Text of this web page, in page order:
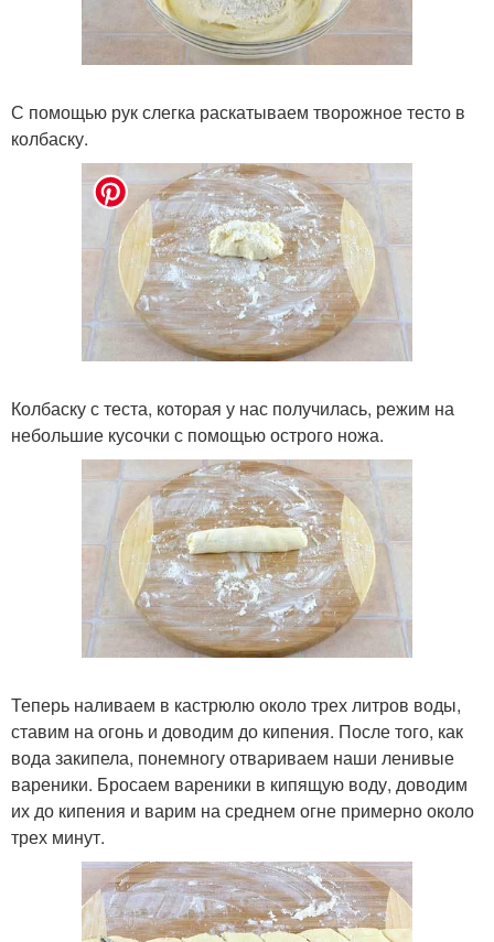
С помощью рук слегка раскатываем творожное тесто в
колбаску.
Колбаску с теста, которая у нас получилась, режим на
небольшие кусочки с помощью острого ножа.
Теперь наливаем в кастрюлю около трех литров воды,
ставим на огонь и доводим до кипения. После того, как
вода закипела, понемногу отвариваем наши ленивые
вареники. Бросаем вареники в кипящую воду, доводим
их до кипения и варим на среднем огне примерно около
трех минут.